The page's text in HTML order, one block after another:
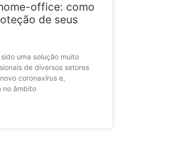
office: como
de seus
uma solução muito
de diversos setores
coronavírus e,
no âmbito